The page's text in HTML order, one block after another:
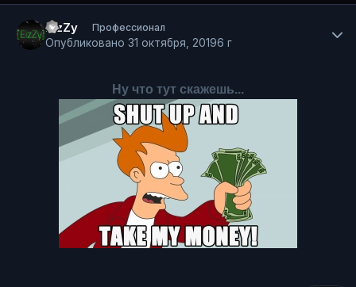
EizZy Профессионал
Опубликовано 31 октября, 20196 г
Ну что тут скажешь...